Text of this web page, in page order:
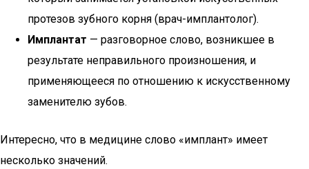
протезов зубного корня (врач-имплантолог).
Имплантат — разговорное слово, возникшее в
результате неправильного произношения, и
применяющееся по отношению к искусственному
заменителю зубов.
Интересно, что в медицине слово «имплант» имеет
несколько значений.